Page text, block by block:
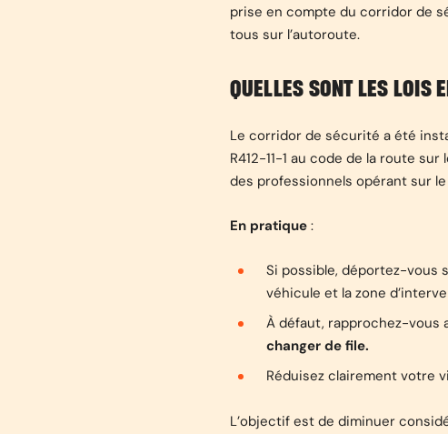
prise en compte du corridor de
tous sur l’autoroute.
QUELLES SONT LES LOIS
Le corridor de sécurité a été
R412-11-1 au code de la route
des professionnels opérant sur le
En pratique:
Si possible, déportez-vous
véhicule et la zone
À défaut, rapprochez-vous
changer de file.
Réduisez clairement votre
L’objectifest de diminuer